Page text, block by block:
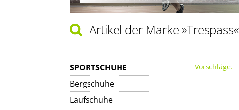
Artikel der Marke »Trespass«
SPORTSCHUHE
Bergschuhe
Laufschuhe
Vorschläge: